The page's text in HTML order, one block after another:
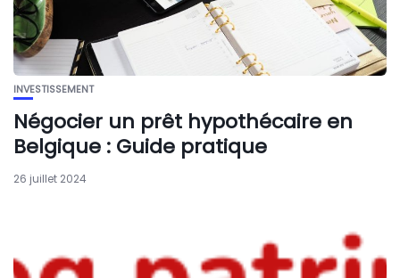
INVESTISSEMENT
Négocier un prêt hypothécaire en
Belgique : Guide pratique
26 juillet 2024